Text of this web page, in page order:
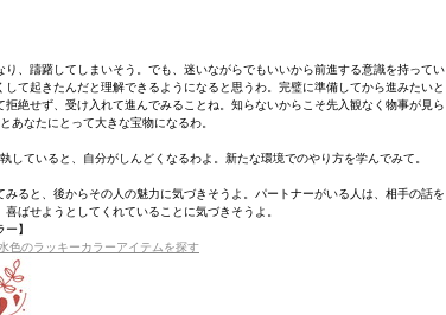
、躊躇してしまいそう。でも、迷いながらでもいいから前進する意識を持ってい
て起きたんだと理解できるようになると思うわ。完璧に準備してから進みたいと
絶せず、受け入れて進んでみることね。知らないからこそ先入観なく物事が見ら
あなたにとって大きな宝物になるわ。
ていると、自分がしんどくなるわよ。新たな環境でのやり方を学んでみて。
ると、後からその人の魅力に気づきそうよ。パートナーがいる人は、相手の話を
ばせようとしてくれていることに気づきそうよ。
ー】
色のラッキーカラーアイテムを探す